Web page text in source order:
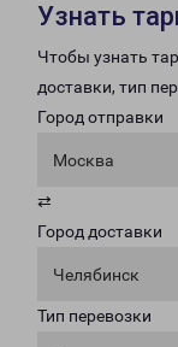
Узнать
Чтобы узнать
доставки, тип
Город отправки
Москва
⇄
Город доставки
Челябинск
Тип перевозки